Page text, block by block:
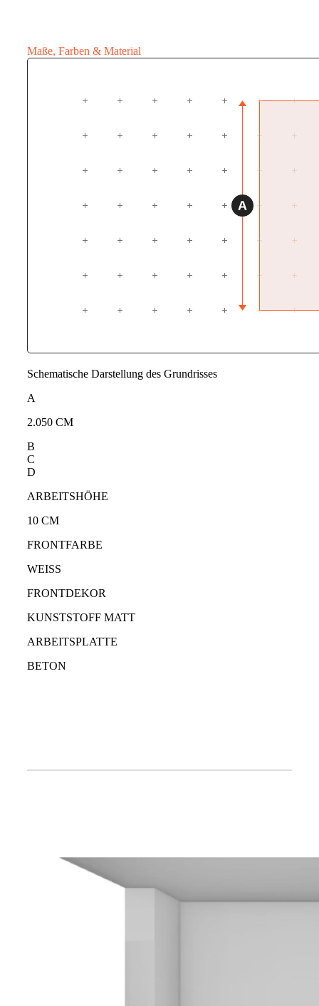
Maße, Farben & Material
Schematische Darstellung des Grundrisses
A
2.050 CM
B
C
D
ARBEITSHÖHE
10 CM
FRONTFARBE
WEISS
FRONTDEKOR
KUNSTSTOFF MATT
ARBEITSPLATTE
BETON